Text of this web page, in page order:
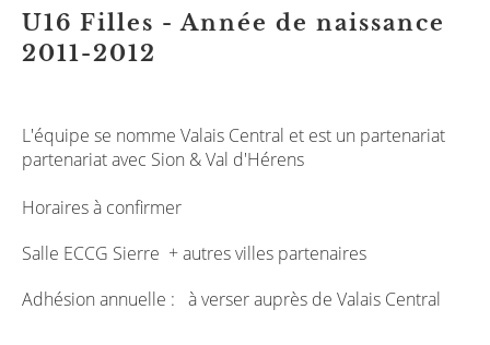
U16 Filles - Année de naissance
2011-2012
L'équipe se nomme Valais Central et est un partenariat
partenariat avec Sion & Val d'Hérens
Horaires à confirmer
Salle ECCG Sierre + autres villes partenaires
Adhésion annuelle : à verser auprès de Valais Central